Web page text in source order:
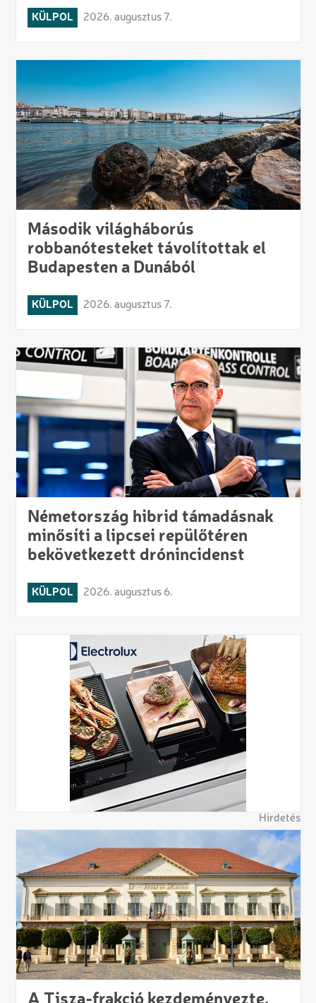
KÜLPOL 2026. augusztus 7.
Második világháborús
robbanótesteket távolítottak el
Budapesten a Dunából
KÜLPOL 2026. augusztus 7.
Németország hibrid támadásnak
minősíti a lipcsei repülőtéren
bekövetkezett drónincidenst
KÜLPOL 2026. augusztus 6.
Hirdetés